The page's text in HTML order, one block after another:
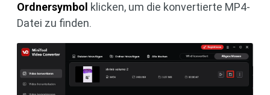
Ordnersymbol klicken, um die konvertierte MP4-
Datei zu finden.